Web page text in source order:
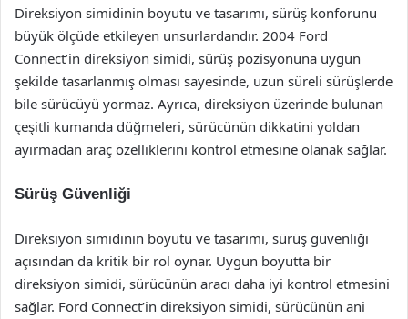
Direksiyon simidinin boyutu ve tasarımı, sürüş konforunu
büyük ölçüde etkileyen unsurlardandır. 2004 Ford
Connect’in direksiyon simidi, sürüş pozisyonuna uygun
şekilde tasarlanmış olması sayesinde, uzun süreli sürüşlerde
bile sürücüyü yormaz. Ayrıca, direksiyon üzerinde bulunan
çeşitli kumanda düğmeleri, sürücünün dikkatini yoldan
ayırmadan araç özelliklerini kontrol etmesine olanak sağlar.
Sürüş Güvenliği
Direksiyon simidinin boyutu ve tasarımı, sürüş güvenliği
açısından da kritik bir rol oynar. Uygun boyutta bir
direksiyon simidi, sürücünün aracı daha iyi kontrol etmesini
sağlar. Ford Connect’in direksiyon simidi, sürücünün ani